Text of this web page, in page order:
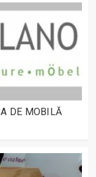
DE MOBILĂ